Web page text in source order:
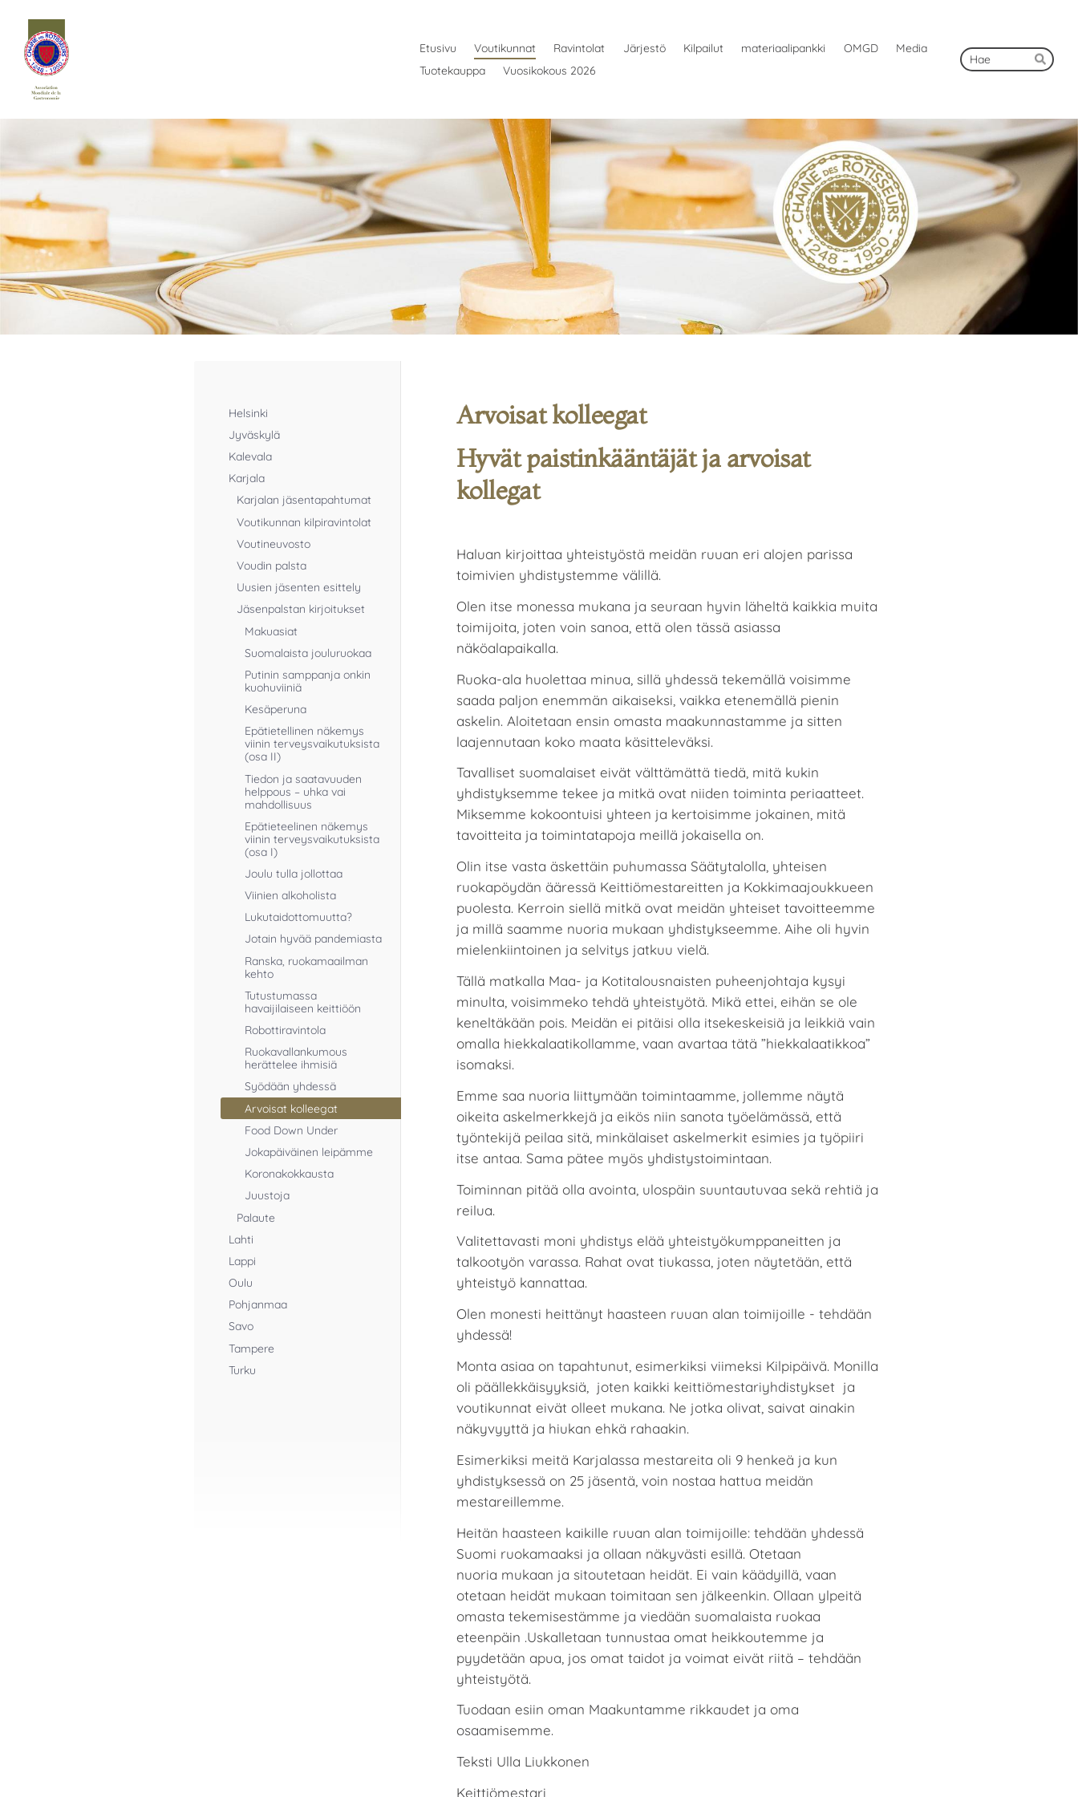
Siirry
sivun
sisältöön
Chaîne des Rôtisseurs Finlande ry
Etusivu Voutikunnat Ravintolat Järjestö Kilpailut materiaalipankki OMGD
Media
Tuotekauppa
Vuosikokous 2026
Haku
Hae
Helsinki
Jyväskylä
Kalevala
Karjala
Karjalan jäsentapahtumat
Voutikunnan kilpiravintolat
Voutineuvosto
Voudin palsta
Uusien jäsenten esittely
Jäsenpalstan kirjoitukset
Makuasiat
Suomalaista jouluruokaa
Putinin samppanja onkin
kuohuviiniä
Kesäperuna
Epätietellinen näkemys
viinin terveysvaikutuksista
(osa II)
Tiedon ja saatavuuden
helppous – uhka vai
mahdollisuus
Epätieteelinen näkemys
viinin terveysvaikutuksista
(osa I)
Joulu tulla jollottaa
Viinien alkoholista
Lukutaidottomuutta?
Jotain hyvää pandemiasta
Ranska, ruokamaailman
kehto
Tutustumassa
havaijilaiseen keittiöön
Robottiravintola
Ruokavallankumous
herättelee ihmisiä
Syödään yhdessä
Arvoisat kolleegat
Food Down Under
Jokapäiväinen leipämme
Koronakokkausta
Juustoja
Palaute
Lahti
Lappi
Oulu
Pohjanmaa
Savo
Tampere
Turku
Arvoisat kolleegat
Hyvät paistinkääntäjät ja arvoisat
kollegat
Haluan kirjoittaa yhteistyöstä meidän ruuan eri alojen parissa
toimivien yhdistystemme välillä.
Olen itse monessa mukana ja seuraan hyvin läheltä kaikkia muita
toimijoita, joten voin sanoa, että olen tässä asiassa
näköalapaikalla.
Ruoka-ala huolettaa minua, sillä yhdessä tekemällä voisimme
saada paljon enemmän aikaiseksi, vaikka etenemällä pienin
askelin. Aloitetaan ensin omasta maakunnastamme ja sitten
laajennutaan koko maata käsitteleväksi.
Tavalliset suomalaiset eivät välttämättä tiedä, mitä kukin
yhdistyksemme tekee ja mitkä ovat niiden toiminta periaatteet.
Miksemme kokoontuisi yhteen ja kertoisimme jokainen, mitä
tavoitteita ja toimintatapoja meillä jokaisella on.
Olin itse vasta äskettäin puhumassa Säätytalolla, yhteisen
ruokapöydän ääressä Keittiömestareitten ja Kokkimaajoukkueen
puolesta. Kerroin siellä mitkä ovat meidän yhteiset tavoitteemme
ja millä saamme nuoria mukaan yhdistykseemme. Aihe oli hyvin
mielenkiintoinen ja selvitys jatkuu vielä.
Tällä matkalla Maa- ja Kotitalousnaisten puheenjohtaja kysyi
minulta, voisimmeko tehdä yhteistyötä. Mikä ettei, eihän se ole
keneltäkään pois. Meidän ei pitäisi olla itsekeskeisiä ja leikkiä vain
omalla hiekkalaatikollamme, vaan avartaa tätä ”hiekkalaatikkoa”
isomaksi.
Emme saa nuoria liittymään toimintaamme, jollemme näytä
oikeita askelmerkkejä ja eikös niin sanota työelämässä, että
työntekijä peilaa sitä, minkälaiset askelmerkit esimies ja työpiiri
itse antaa. Sama pätee myös yhdistystoimintaan.
Toiminnan pitää olla avointa, ulospäin suuntautuvaa sekä rehtiä ja
reilua.
Valitettavasti moni yhdistys elää yhteistyökumppaneitten ja
talkootyön varassa. Rahat ovat tiukassa, joten näytetään, että
yhteistyö kannattaa.
Olen monesti heittänyt haasteen ruuan alan toimijoille - tehdään
yhdessä!
Monta asiaa on tapahtunut, esimerkiksi viimeksi Kilpipäivä. Monilla
oli päällekkäisyyksiä, joten kaikki keittiömestariyhdistykset ja
voutikunnat eivät olleet mukana. Ne jotka olivat, saivat ainakin
näkyvyyttä ja hiukan ehkä rahaakin.
Esimerkiksi meitä Karjalassa mestareita oli 9 henkeä ja kun
yhdistyksessä on 25 jäsentä, voin nostaa hattua meidän
mestareillemme.
Heitän haasteen kaikille ruuan alan toimijoille: tehdään yhdessä
Suomi ruokamaaksi ja ollaan näkyvästi esillä. Otetaan
nuoria mukaan ja sitoutetaan heidät. Ei vain käädyillä, vaan
otetaan heidät mukaan toimitaan sen jälkeenkin. Ollaan ylpeitä
omasta tekemisestämme ja viedään suomalaista ruokaa
eteenpäin .Uskalletaan tunnustaa omat heikkoutemme ja
pyydetään apua, jos omat taidot ja voimat eivät riitä – tehdään
yhteistyötä.
Tuodaan esiin oman Maakuntamme rikkaudet ja oma
osaamisemme.
Teksti Ulla Liukkonen
Keittiömestari